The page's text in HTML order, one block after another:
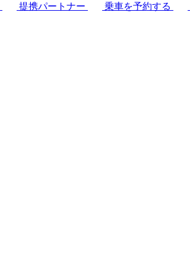
提携パートナー 乗車を予約する